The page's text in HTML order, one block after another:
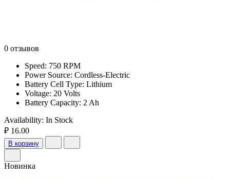
0 отзывов
Speed: 750 RPM
Power Source: Cordless-Electric
Battery Cell Type: Lithium
Voltage: 20 Volts
Battery Capacity: 2 Ah
Availability: In Stock
₽ 16.00
В корзину
Новинка